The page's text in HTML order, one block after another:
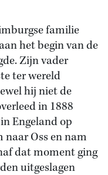
familie
het begin van de
Zijn vader
ter wereld
hij niet de
in 1888
Engeland op
Oss en nam
dat moment ging
uitgeslagen